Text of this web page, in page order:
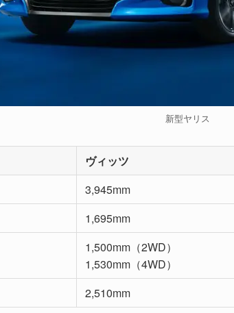
新型ヤリス
ヴィッツ
3,945mm
1,695mm
1,500mm（2WD）
1,530mm（4WD）
2,510mm